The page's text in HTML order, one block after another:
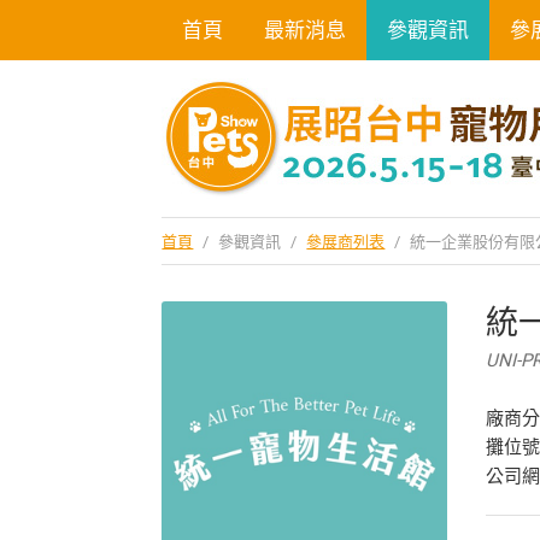
首頁 最新消息 參觀資訊 參
首頁 / 參觀資訊 / 參展商列表 / 統一企業股份有限
統
UNI-
廠商
攤位
公司